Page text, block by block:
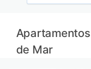
de Mar